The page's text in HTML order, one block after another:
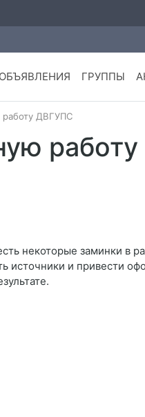
ОБЪЯВЛЕНИЯ ГРУППЫ
работу ДВГУПС
некоторые заминки
источники и привести